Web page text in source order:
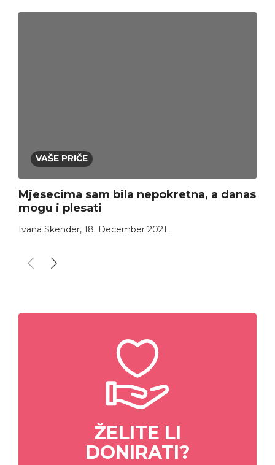
VAŠE PRIČE
Mjesecima sam bila nepokretna, a danas
mogu i plesati
Ivana Skender, 18. December 2021.
ŽELITE LI
DONIRATI?